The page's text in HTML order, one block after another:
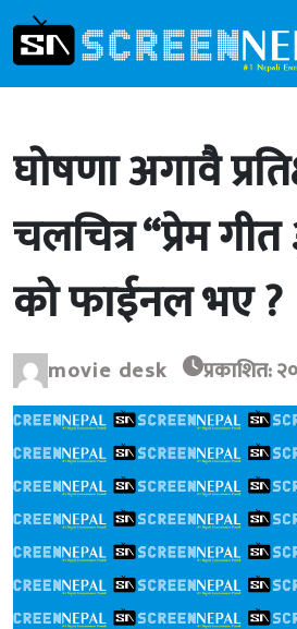
घोषणा अगावै
चलचित्र “प्रेम
को फाईनल भए ?
movie desk प्रकाशित: